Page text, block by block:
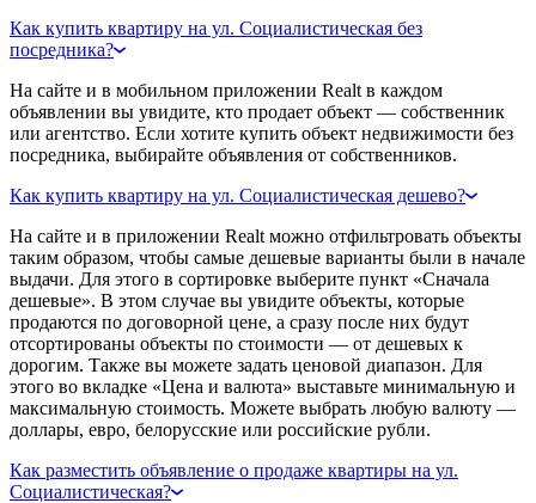
Как купить квартиру на ул. Социалистическая без
посредника?
На сайте и в мобильном приложении Realt в каждом
объявлении вы увидите, кто продает объект — собственник
или агентство. Если хотите купить объект недвижимости без
посредника, выбирайте объявления от собственников.
Как купить квартиру на ул. Социалистическая дешево?
На сайте и в приложении Realt можно отфильтровать объекты
таким образом, чтобы самые дешевые варианты были в начале
выдачи. Для этого в сортировке выберите пункт «Сначала
дешевые». В этом случае вы увидите объекты, которые
продаются по договорной цене, а сразу после них будут
отсортированы объекты по стоимости — от дешевых к
дорогим. Также вы можете задать ценовой диапазон. Для
этого во вкладке «Цена и валюта» выставьте минимальную и
максимальную стоимость. Можете выбрать любую валюту —
доллары, евро, белорусские или российские рубли.
Как разместить объявление о продаже квартиры на ул.
Социалистическая?